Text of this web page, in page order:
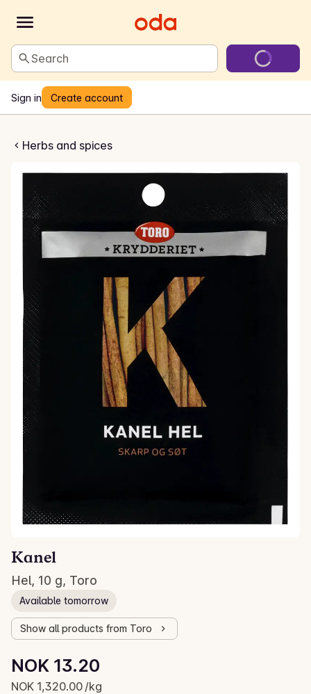
Search
Sign in Create account
Herbs and spices
Kanel
Kanel
Hel, 10 g, Toro
Available tomorrow
Show all products from Toro
Current price is: NOK 13.20
NOK 13.20
NOK 1,320.00 /kg
Unit price: NOK 1,320.00 /kg